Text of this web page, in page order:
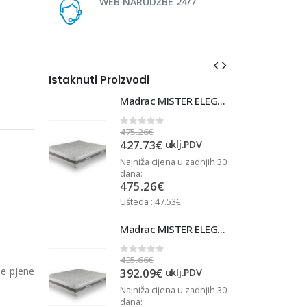
pjene
Istaknuti Proizvodi
30
Madrac MISTER ELEGANCE 90x220
0out of 5
475.26€
427.73€ uklj.PDV
Najniža cijena u zadnjih 30
dana:
475.26€
Ušteda : 47.53€
Madrac MISTER ELEGANCE 90x210
0out of 5
435.66€
392.09€ uklj.PDV
Najniža cijena u zadnjih 30
dana: